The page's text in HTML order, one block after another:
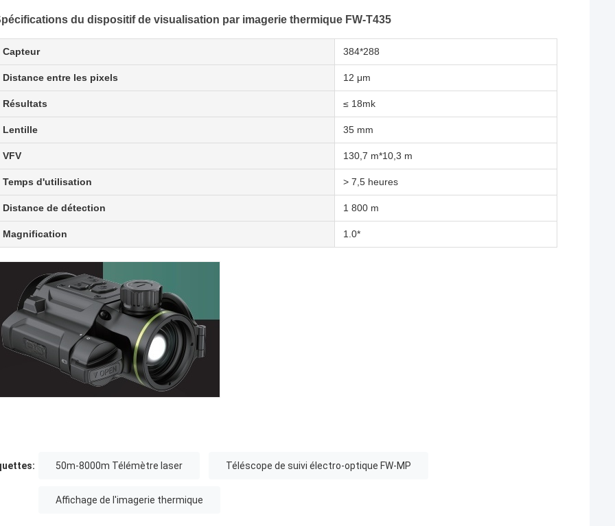
du dispositif de visualisation par imagerie thermique FW-T435
Capteur 384*288
Distance entre les pixels 12 μm
Résultats ≤ 18mk
Lentille 35 mm
VFV 130,7 m*10,3 m
Temps d'utilisation > 7,5 heures
Distance de détection 1 800 m
Magnification 1.0*
50m-8000m Télémètre laser Téléscope de suivi électro-optique FW-MP
Affichage de l'imagerie thermique